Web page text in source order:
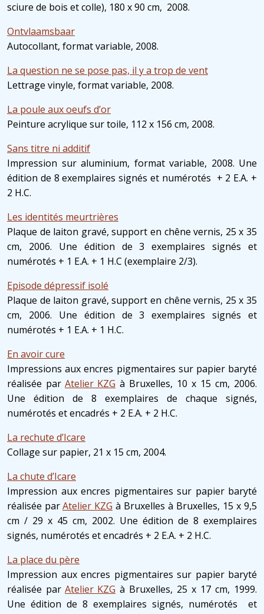
sciure de bois et colle), 180 x 90 cm, 2008.
Ontvlaamsbaar
Autocollant, format variable, 2008.
La question ne se pose pas, il y a trop de vent
Lettrage vinyle, format variable, 2008.
La poule aux oeufs d’or
Peinture acrylique sur toile, 112 x 156 cm, 2008.
Sans titre ni additif
Impression sur aluminium, format variable, 2008. Une
édition de 8 exemplaires signés et numérotés + 2 E.A. +
2 H.C.
Les identités meurtrières
Plaque de laiton gravé, support en chêne vernis, 25 x 35
cm, 2006. Une édition de 3 exemplaires signés et
numérotés + 1 E.A. + 1 H.C (exemplaire 2/3).
Episode dépressif isolé
Plaque de laiton gravé, support en chêne vernis, 25 x 35
cm, 2006. Une édition de 3 exemplaires signés et
numérotés + 1 E.A. + 1 H.C.
En avoir cure
Impressions aux encres pigmentaires sur papier baryté
réalisée par Atelier KZG à Bruxelles, 10 x 15 cm, 2006.
Une édition de 8 exemplaires de chaque signés,
numérotés et encadrés + 2 E.A. + 2 H.C.
La rechute d’Icare
Collage sur papier, 21 x 15 cm, 2004.
La chute d’Icare
Impression aux encres pigmentaires sur papier baryté
réalisée parAtelier KZG à Bruxelles à Bruxelles, 15 x 9,5
cm / 29 x 45 cm, 2002. Une édition de 8 exemplaires
signés, numérotés et encadrés + 2 E.A. + 2 H.C.
La place du père
Impression aux encres pigmentaires sur papier baryté
réalisée par Atelier KZG à Bruxelles, 25 x 17 cm, 1999.
Une édition de 8 exemplaires signés, numérotés et